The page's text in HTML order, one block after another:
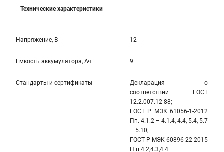
Технические характеристики
Напряжение, В 12
Емкость аккумулятора, Ач 9
Стандарты и сертификаты
Декларация о
соответствии ГОСТ
12.2.007.12-88;
ГОСТ Р МЭК 61056-1-2012
Пп. 4.1.2 – 4.1.4, 4.4, 5.4, 5.7
– 5.10;
ГОСТ Р МЭК 60896-22-2015
П.п.4.2,4.3,4.4